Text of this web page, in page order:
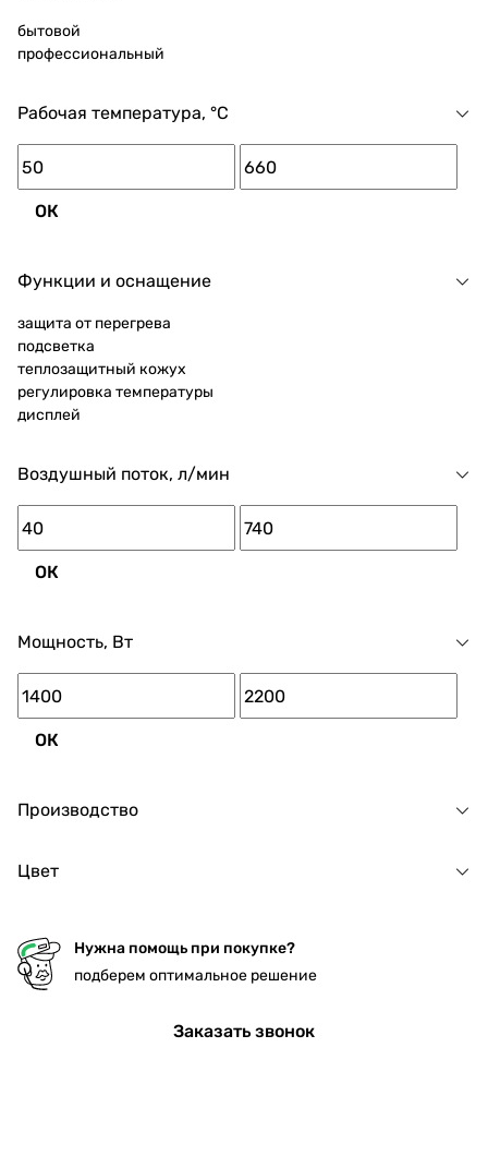
бытовой
профессиональный
Рабочая температура, °C
ОК
Функции и оснащение
защита от перегрева
подсветка
теплозащитный кожух
регулировка температуры
дисплей
Воздушный поток, л/мин
ОК
Мощность, Вт
ОК
Производство
Цвет
Нужна помощь при покупке?
подберем оптимальное решение
Заказать звонок